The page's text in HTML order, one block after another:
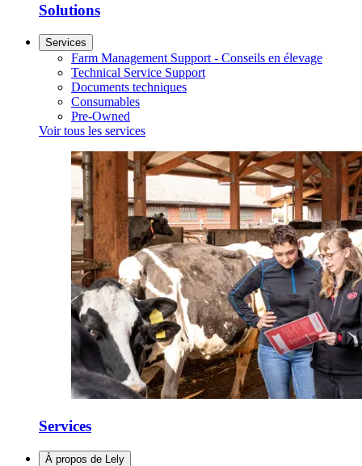
Solutions
Services
Farm Management Support - Conseils en élevage
Technical Service Support
Documents techniques
Consumables
Pre-Owned
Voir tous les services
Services
À propos de Lely